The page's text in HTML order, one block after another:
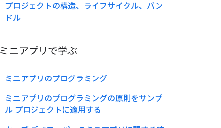
プロジェクトの構造、ライフサイクル、バン
ドル
ミニアプリで学ぶ
ミニアプリのプログラミング
ミニアプリのプログラミングの原則をサンプ
ル プロジェクトに適用する